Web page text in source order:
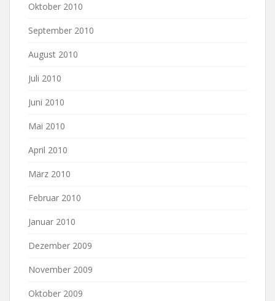
Oktober 2010
September 2010
August 2010
Juli 2010
Juni 2010
Mai 2010
April 2010
März 2010
Februar 2010
Januar 2010
Dezember 2009
November 2009
Oktober 2009